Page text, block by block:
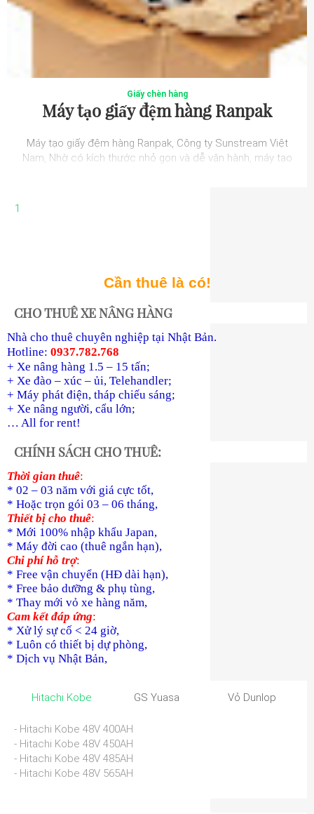
Giấy chèn hàng
Máy tạo giấy đệm hàng Ranpak
Máy tạo giấy đệm hàng Ranpak, Công ty Sunstream Việt
Nam, Nhờ có kích thước nhỏ gọn và dễ vận hành, máy tạo
1
Cần thuê là có!
CHO THUÊ XE NÂNG HÀNG
Nhà cho thuê chuyên nghiệp tại Nhật Bản.
Hotline: 0937.782.768
+ Xe nâng hàng 1.5 – 15 tấn;
+ Xe đào – xúc – ủi, Telehandler;
+ Máy phát điện, tháp chiếu sáng;
+ Xe nâng người, cẩu lớn;
… All for rent!
CHÍNH SÁCH CHO THUÊ:
Thời gian thuê:
* 02 – 03 năm với giá cực tốt,
* Hoặc trọn gói 03 – 06 tháng,
Thiết bị cho thuê:
* Mới 100% nhập khẩu Japan,
* Máy đời cao (thuê ngắn hạn),
Chi phí hỗ trợ:
* Free vận chuyển (HĐ dài hạn),
* Free bảo dưỡng & phụ tùng,
* Thay mới vỏ xe hàng năm,
Cam kết đáp ứng:
* Xử lý sự cố < 24 giờ,
* Luôn có thiết bị dự phòng,
* Dịch vụ Nhật Bản,
Hitachi Kobe GS Yuasa Vỏ Dunlop
- Hitachi Kobe 48V 400AH
- Hitachi Kobe 48V 450AH
- Hitachi Kobe 48V 485AH
- Hitachi Kobe 48V 565AH